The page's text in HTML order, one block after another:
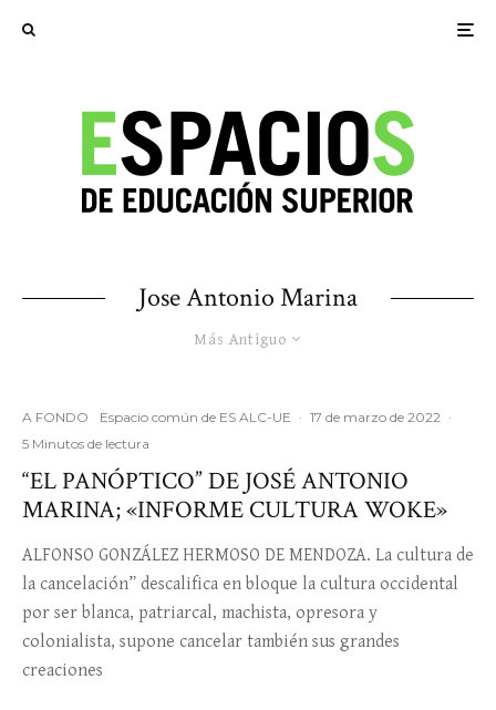
Jose Antonio Marina
Más Antiguo
A FONDO Espacio común de ES ALC-UE · 17 de marzo de 2022 ·
5 Minutos de lectura
“EL PANÓPTICO” DE JOSÉ ANTONIO
MARINA; «INFORME CULTURA WOKE»
ALFONSO GONZÁLEZ HERMOSO DE MENDOZA. La cultura de
la cancelación” descalifica en bloque la cultura occidental
por ser blanca, patriarcal, machista, opresora y
colonialista, supone cancelar también sus grandes
creaciones